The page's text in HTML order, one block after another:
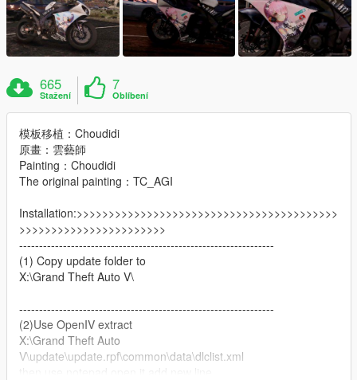
665
Stažení
7
Oblíbení
模板移植：Choudidi
原畫：雲藝師
Painting：Choudidi
The original painting：TC_AGI
Installation:>>>>>>>>>>>>>>>>>>>>>>>>>>>>>>>>>>>>>>>>>
>>>>>>>>>>>>>>>>>>>>>>>
----------------------------------------------------------------
(1) Copy update folder to
X:\Grand Theft Auto V\
----------------------------------------------------------------
(2)Use OpenIV extract
X:\Grand Theft Auto
V\update\update.rpf\common\data\dlclist.xml